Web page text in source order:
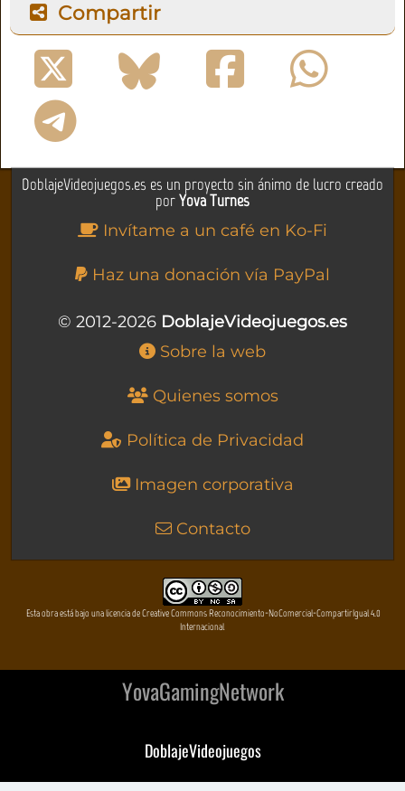
Compartir
DoblajeVideojuegos.es es un proyecto sin ánimo de lucro creado
porYova Turnes
Invítame a un café en Ko-Fi
Haz una donación vía PayPal
© 2012-2026 DoblajeVideojuegos.es
Sobre la web
Quienes somos
Política de Privacidad
Imagen corporativa
Contacto
Esta obra está bajo una licencia de Creative Commons Reconocimiento-NoComercial-CompartirIgual 4.0
Internacional
YovaGamingNetwork
DoblajeVideojuegos